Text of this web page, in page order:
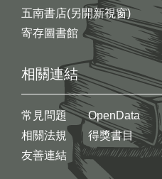
五南書店(另開新視窗)
寄存圖書館
相關連結
常見問題
相關法規
友善連結
OpenData
得獎書目